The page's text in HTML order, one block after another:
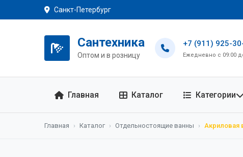
Санкт-Петербург
Сантехника
Оптом и в розницу
+7 (911) 925-
Ежедневно с 09:00
Главная Каталог Категории
Главная › Каталог › Отдельностоящие ванны › Акриловая